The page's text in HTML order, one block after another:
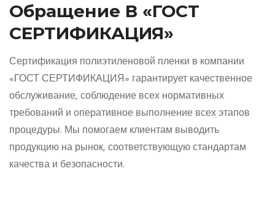
Обращение В «ГОСТ
СЕРТИФИКАЦИЯ»
Сертификация полиэтиленовой пленки в компании
«ГОСТ СЕРТИФИКАЦИЯ» гарантирует качественное
обслуживание, соблюдение всех нормативных
требований и оперативное выполнение всех этапов
процедуры. Мы помогаем клиентам выводить
продукцию на рынок, соответствующую стандартам
качества и безопасности.